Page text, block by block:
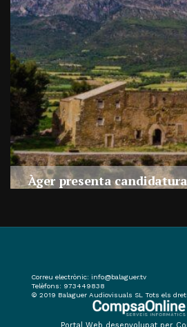
Àger presenta
Correu electrònic: info@balaguer.tv
Telèfons: 973449838
© 2019 Balaguer Audiovisuals SL Tots els